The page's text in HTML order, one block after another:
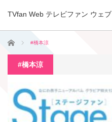
TVfan Web テレビファン ウェブ
ホーム #橋本涼
#橋本涼